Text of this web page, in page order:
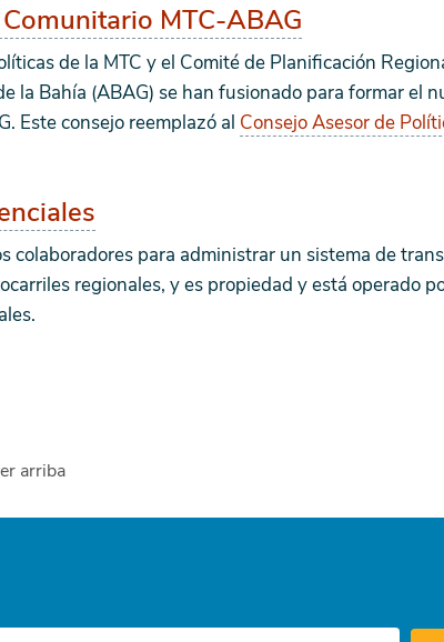
MTC-ABAG
de la MTC y el Comité de Planificación
la Bahía (ABAG) se han fusionado para formar el
Este consejo reemplazó al Consejo Asesor de
colaboradores para administrar un sistema de
regionales, y es propiedad y está operado
arriba